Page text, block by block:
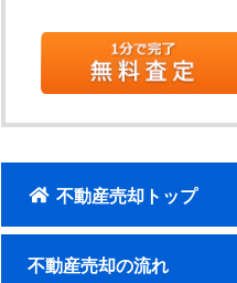
不動産売却トップ
不動産売却の流れ